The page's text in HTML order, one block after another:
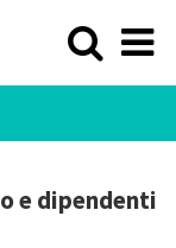
e dipendenti